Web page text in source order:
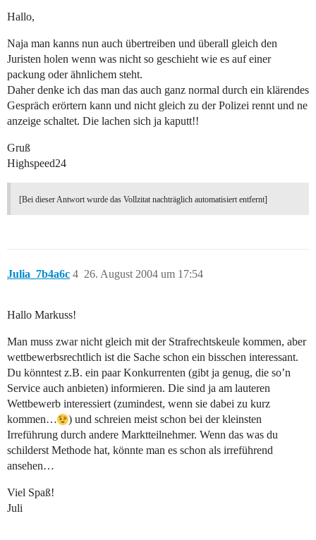
Hallo,
Naja man kanns nun auch übertreiben und überall gleich den
Juristen holen wenn was nicht so geschieht wie es auf einer
packung oder ähnlichem steht.
Daher denke ich das man das auch ganz normal durch ein klärendes
Gespräch erörtern kann und nicht gleich zu der Polizei rennt und ne
anzeige schaltet. Die lachen sich ja kaputt!!
Gruß
Highspeed24
[Bei dieser Antwort wurde das Vollzitat nachträglich automatisiert entfernt]
Julia_7b4a6c 26. August 2004 um 17:54
4
Hallo Markuss!
Man muss zwar nicht gleich mit der Strafrechtskeule kommen, aber
wettbewerbsrechtlich ist die Sache schon ein bisschen interessant.
Du könntest z.B. ein paar Konkurrenten (gibt ja genug, die so’n
Service auch anbieten) informieren. Die sind ja am lauteren
Wettbewerb interessiert (zumindest, wenn sie dabei zu kurz
kommen…
) und schreien meist schon bei der kleinsten
Irreführung durch andere Marktteilnehmer. Wenn das was du
schilderst Methode hat, könnte man es schon als irreführend
ansehen…
Viel Spaß!
Juli